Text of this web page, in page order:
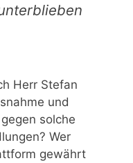
Herr Stefan
und
solche
Wer
gewährt